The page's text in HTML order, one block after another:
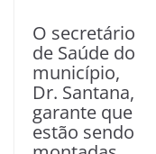
O secretário
de Saúde do
município,
Dr. Santana,
garante que
estão sendo